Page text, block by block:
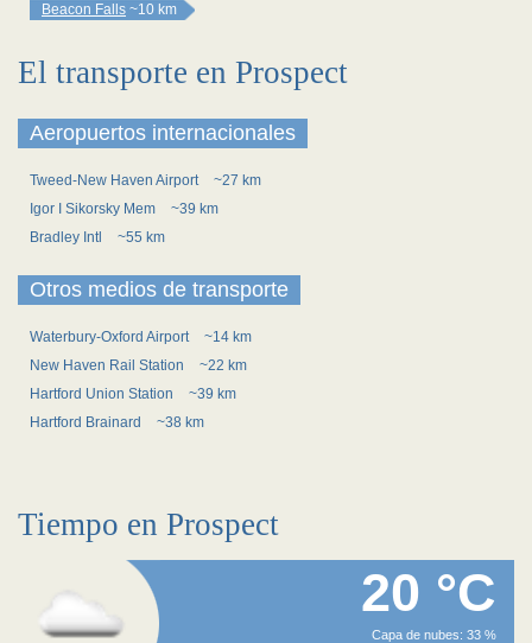
Beacon Falls ~10 km
El transporte en Prospect
Aeropuertos internacionales
Tweed-New Haven Airport
~27 km
Igor I Sikorsky Mem
~39 km
Bradley Intl
~55 km
Otros medios de transporte
Waterbury-Oxford Airport
~14 km
New Haven Rail Station
~22 km
Hartford Union Station
~39 km
Hartford Brainard
~38 km
Tiempo en Prospect
20 °C
Capa de nubes: 33 %